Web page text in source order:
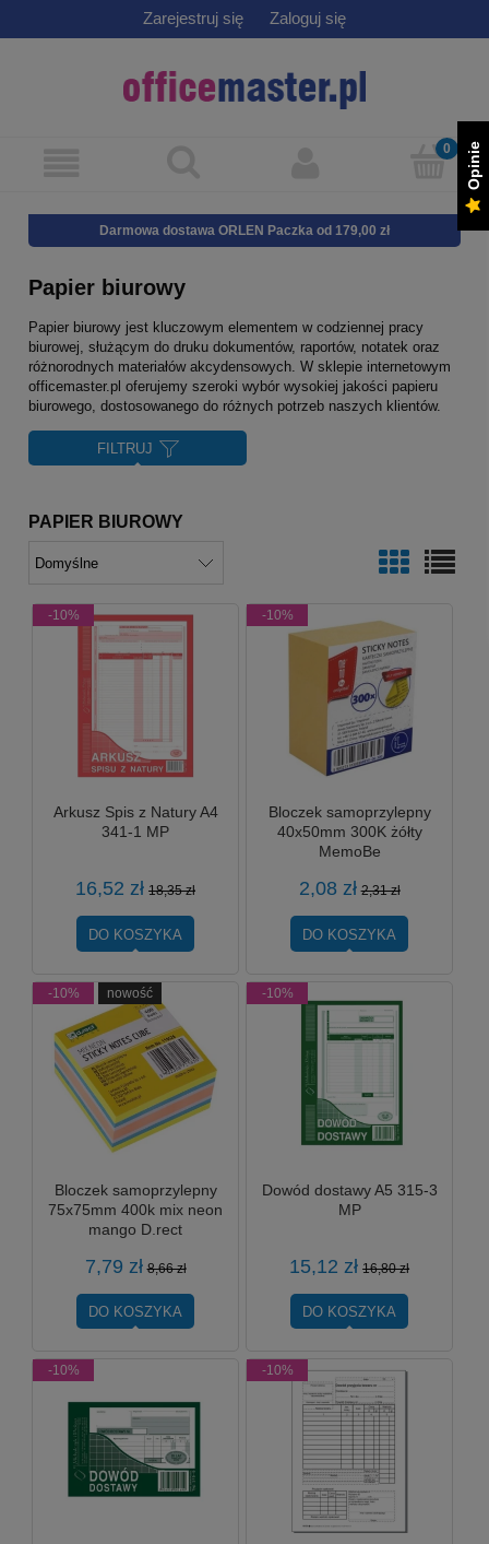
Zarejestruj się Zaloguj się
Darmowa dostawa ORLEN Paczka od 179,00 zł
Papier biurowy
Papier biurowy jest kluczowym elementem w codziennej pracy
biurowej, służącym do druku dokumentów, raportów, notatek oraz
różnorodnych materiałów akcydensowych. W sklepie internetowym
officemaster.pl oferujemy szeroki wybór wysokiej jakości papieru
biurowego, dostosowanego do różnych potrzeb naszych klientów.
FILTRUJ
PAPIER BIUROWY
Arkusz Spis z Natury A4
341-1 MP
16,52 zł 18,35 zł
DO KOSZYKA
-10%
Bloczek samoprzylepny
40x50mm 300K żółty
MemoBe
2,08 zł 2,31 zł
DO KOSZYKA
-10%
Bloczek samoprzylepny
75x75mm 400k mix neon
mango D.rect
7,79 zł 8,66 zł
DO KOSZYKA
-10% nowość
Dowód dostawy A5 315-3
MP
15,12 zł 16,80 zł
DO KOSZYKA
-10%
-10% -10%
Opinie